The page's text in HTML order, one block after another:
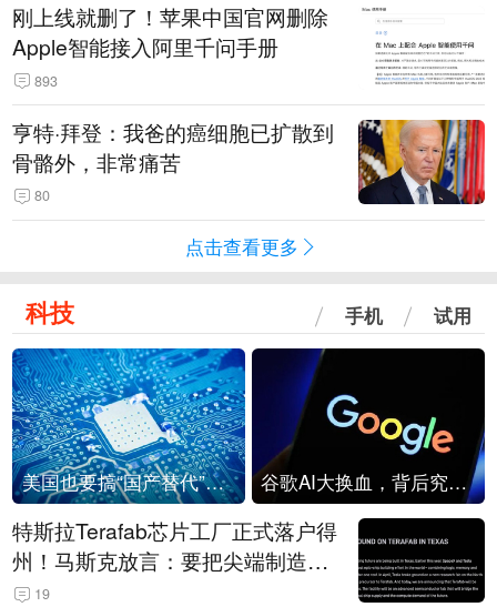
刚上线就删了！苹果中国官网删除
Apple智能接入阿里千问手册
893
亨特·拜登：我爸的癌细胞已扩散到
骨骼外，非常痛苦
80
点击查看更多
科技 手机 试用
美国也要搞“国产替代”？先算清三笔账 谷歌AI大换血，背后究竟发生了什么？
特斯拉Terafab芯片工厂正式落户得
州！马斯克放言：要把尖端制造带
回美国
19